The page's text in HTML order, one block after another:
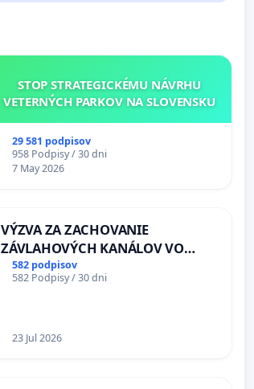
STOP STRATEGICKÉMU NÁVRHU
VETERNÝCH PARKOV NA SLOVENSKU
29 581 podpisov
958 Podpisy / 30 dni
7 May 2026
VÝZVA ZA ZACHOVANIE
ZÁVLAHOVÝCH KANÁLOV VO
VÝLUČNOM VLASTNÍCTVE A POD
KONTROLOU SLOVENSKEJ
a odvodňovacích kanálov na
582 podpisov
582 Podpisy / 30 dni
23 Jul 2026